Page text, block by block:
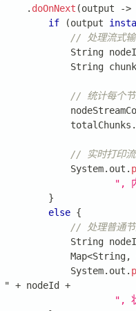
. doOnNext (output ->
if
(output
// 处理流式输
String
String chunk
// 统计每个节
totalChunks
.
// 实时打印流
System. out .
",
}
else {
// 处理普通节
String
Map<String,
System. out .
" + nodeId +
",